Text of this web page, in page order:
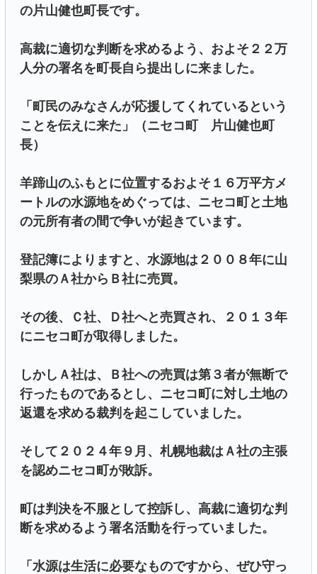
の片山健也町長です。
高裁に適切な判断を求めるよう、およそ２２万
人分の署名を町長自ら提出しに来ました。
「町民のみなさんが応援してくれているという
ことを伝えに来た」（ニセコ町 片山健也町
長）
羊蹄山のふもとに位置するおよそ１６万平方メ
ートルの水源地をめぐっては、ニセコ町と土地
の元所有者の間で争いが起きています。
登記簿によりますと、水源地は２００８年に山
梨県のＡ社からＢ社に売買。
その後、Ｃ社、Ｄ社へと売買され、２０１３年
にニセコ町が取得しました。
しかしＡ社は、Ｂ社への売買は第３者が無断で
行ったものであるとし、ニセコ町に対し土地の
返還を求める裁判を起こしていました。
そして２０２４年９月、札幌地裁はＡ社の主張
を認めニセコ町が敗訴。
町は判決を不服として控訴し、高裁に適切な判
断を求めるよう署名活動を行っていました。
「水源は生活に必要なものですから、ぜひ守っ